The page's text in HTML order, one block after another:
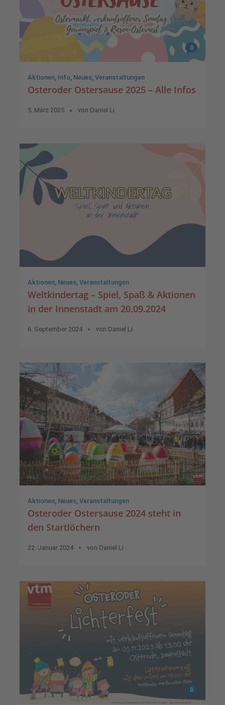
0
Aktionen, Info, Neues, Veranstaltungen
Osteroder Ostersause 2025 – Alle Infos
5. März 2025 von Daniel Li
Aktionen Neues Veranstaltungen
Weltkindertag – Spiel, Spaß & Aktionen
in der Innenstadt am 20.09.2024
6. September 2024 von Daniel Li
Aktionen Neues Veranstaltungen
Osteroder Ostersause 2024 steht in
den Startlöchern
22. Januar 2024 von Daniel Li
0